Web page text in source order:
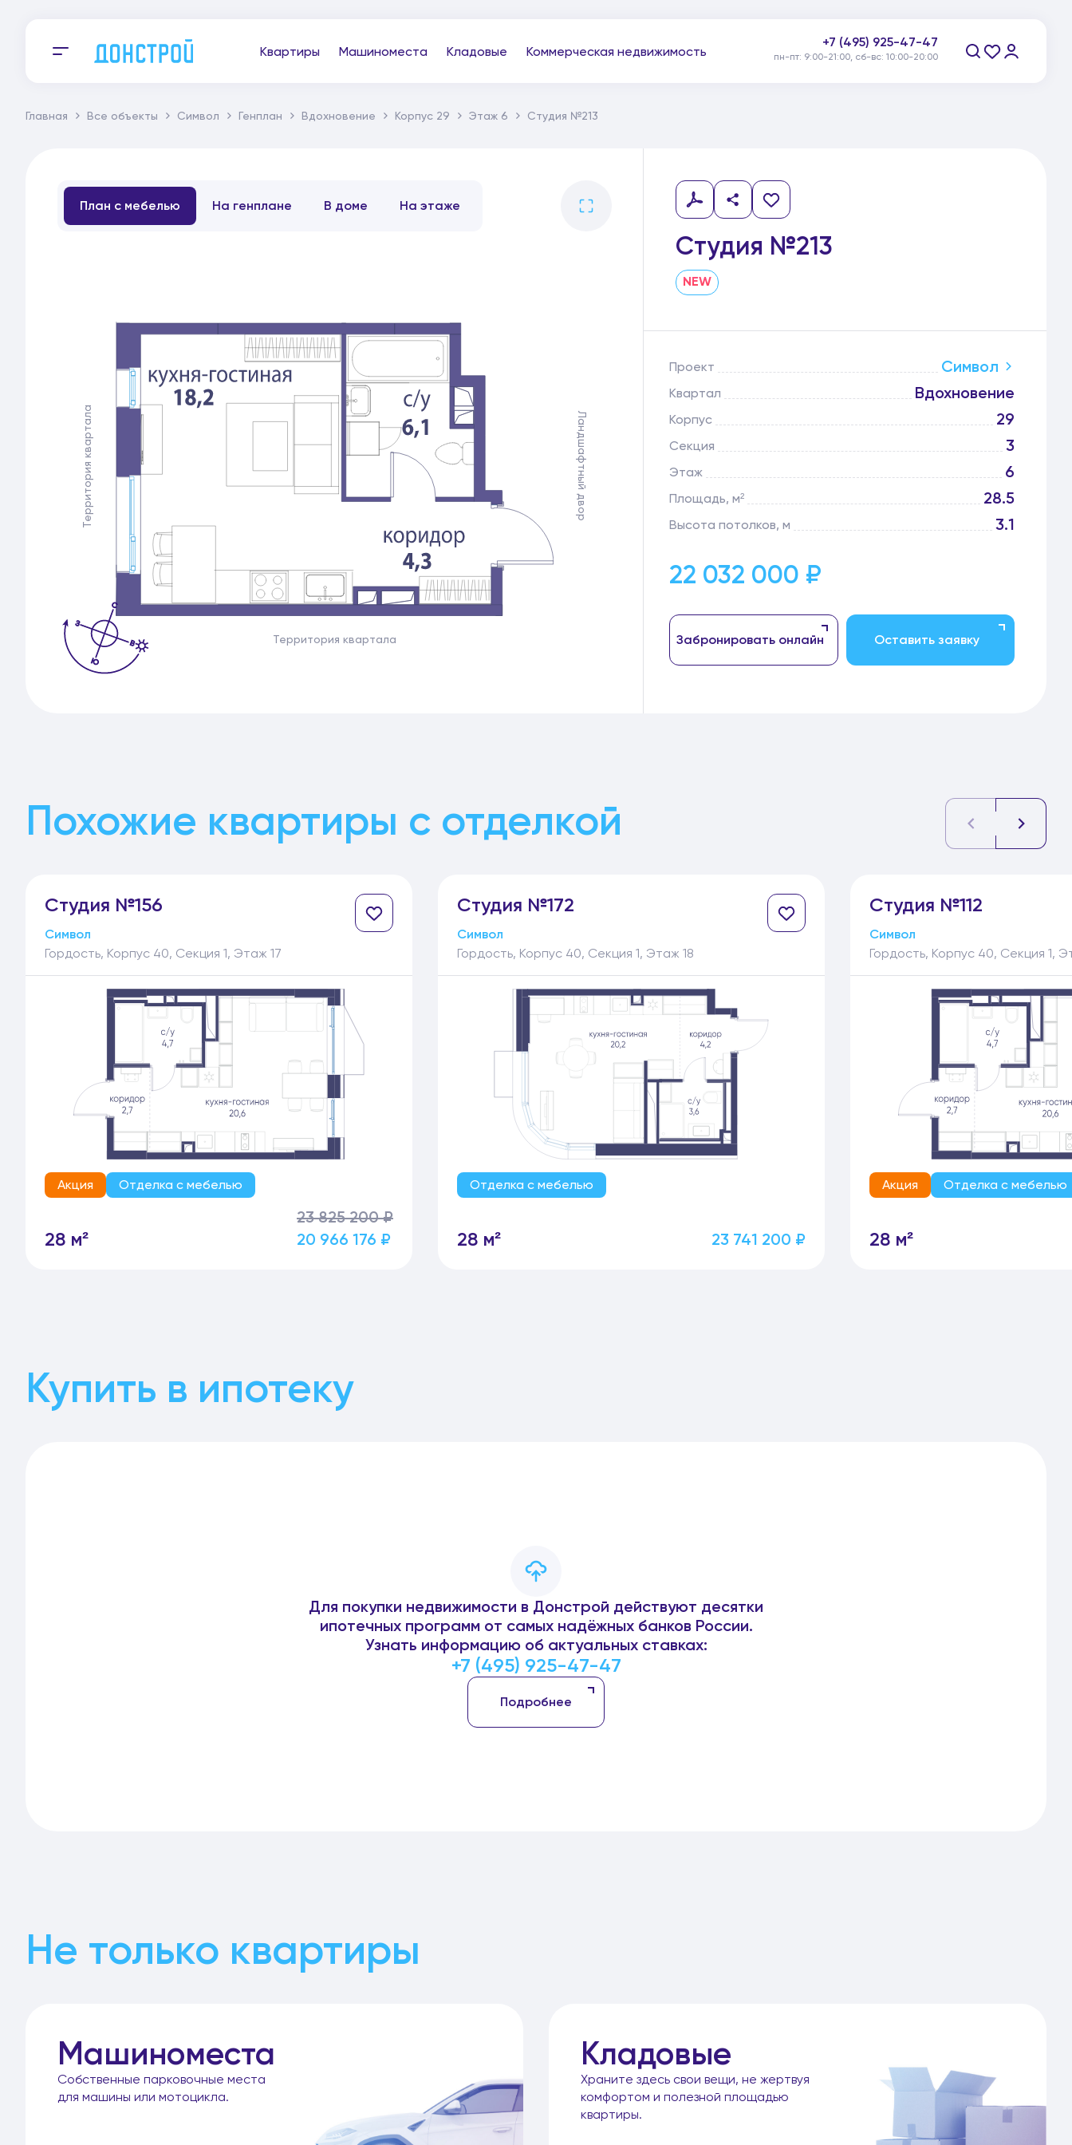
Квартиры Машиноместа Кладовые Коммерческая недвижимость
+7 (495) 925-47-47
пн-пт: 9:00-21:00, сб-вс: 10:00-20:00
Главная Все объекты Символ Генплан Вдохновение Корпус 29 Этаж 6 Студия №213
Студия №213
NEW
План с мебелью На генплане В доме На этаже
Ландшафтный двор
Территория квартала
Территория квартала
Проект Символ
Квартал Вдохновение
Корпус 29
Секция 3
Этаж 6
Площадь, м² 28.5
Высота потолков, м 3.1
22 032 000 ₽
Забронировать онлайн Оставить заявку
Похожие квартиры с отделкой
Студия №156
Символ
Гордость, Корпус 40, Секция 1, Этаж 17
Акция Отделка с мебелью
28 м²
23 825 200 ₽
20 966 176 ₽
Студия №172
Символ
Гордость, Корпус 40, Секция 1, Этаж 18
Отделка с мебелью
28 м² 23 741 200 ₽
Студия №112
Символ
Гордость, Корпус 40, Секция 1,
Акция Отделка с мебелью
28 м²
Купить в ипотеку
Для покупки недвижимости в Донстрой действуют десятки
ипотечных программ от самых надёжных банков России.
Узнать информацию об актуальных ставках:
+7 (495) 925-47-47
Подробнее
Не только квартиры
Машиноместа
Собственные парковочные места
для машины или мотоцикла.
Кладовые
Храните здесь свои вещи, не жертвуя
комфортом и полезной площадью
квартиры.